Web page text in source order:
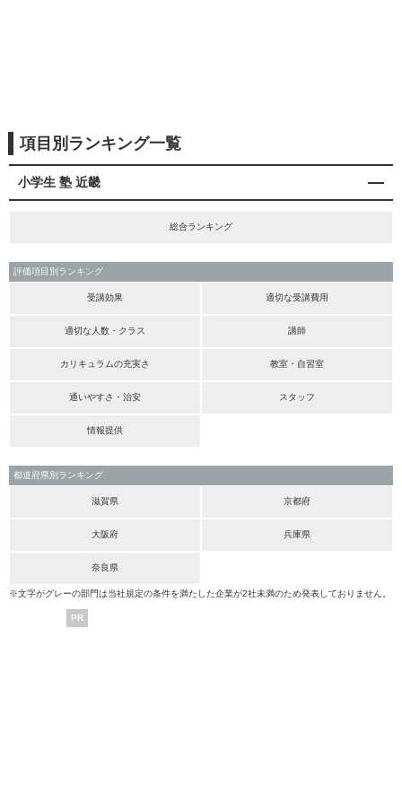
項目別ランキング一覧
小学生 塾 近畿
総合ランキング
評価項目別ランキング
受講効果 適切な受講費用
適切な人数・クラス 講師
カリキュラムの充実さ 教室・自習室
通いやすさ・治安 スタッフ
情報提供
都道府県別ランキング
滋賀県 京都府
大阪府 兵庫県
奈良県
※文字がグレーの部門は当社規定の条件を満たした企業が2社未満のため発表しておりません。
PR